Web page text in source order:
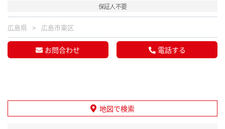
保証人不要
広島県 広島市東区
お問合わせ 電話する
地図で検索